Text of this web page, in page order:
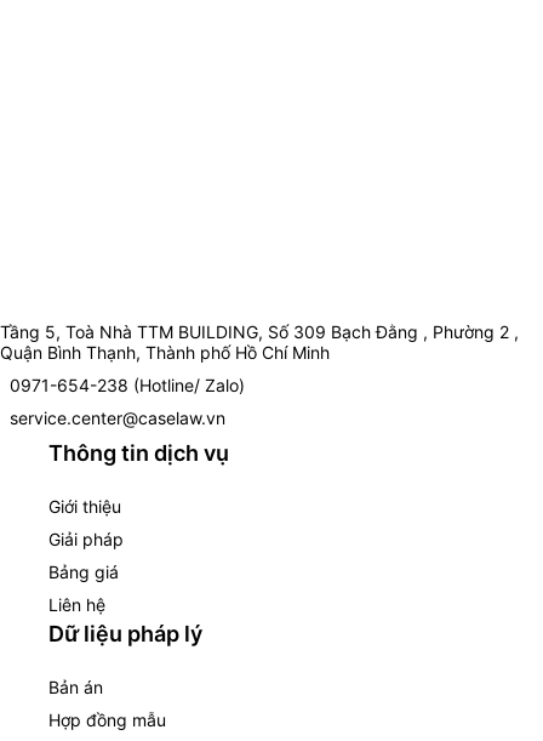
Tầng 5, Toà Nhà TTM BUILDING, Số 309 Bạch Đằng , Phường 2 ,
Quận Bình Thạnh, Thành phố Hồ Chí Minh
0971-654-238 (Hotline/ Zalo)
service.center@caselaw.vn
Thông tin dịch vụ
Giới thiệu
Giải pháp
Bảng giá
Liên hệ
Dữ liệu pháp lý
Bản án
Hợp đồng mẫu